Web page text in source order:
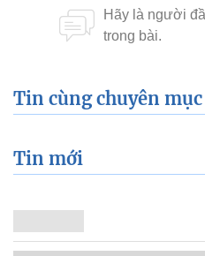
Tin cùng chuyên mục
Tin mới